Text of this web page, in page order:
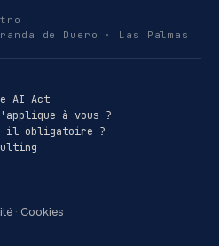
de Duero · Las Palmas
AI Act
à vous ?
il obligatoire ?
· Cookies